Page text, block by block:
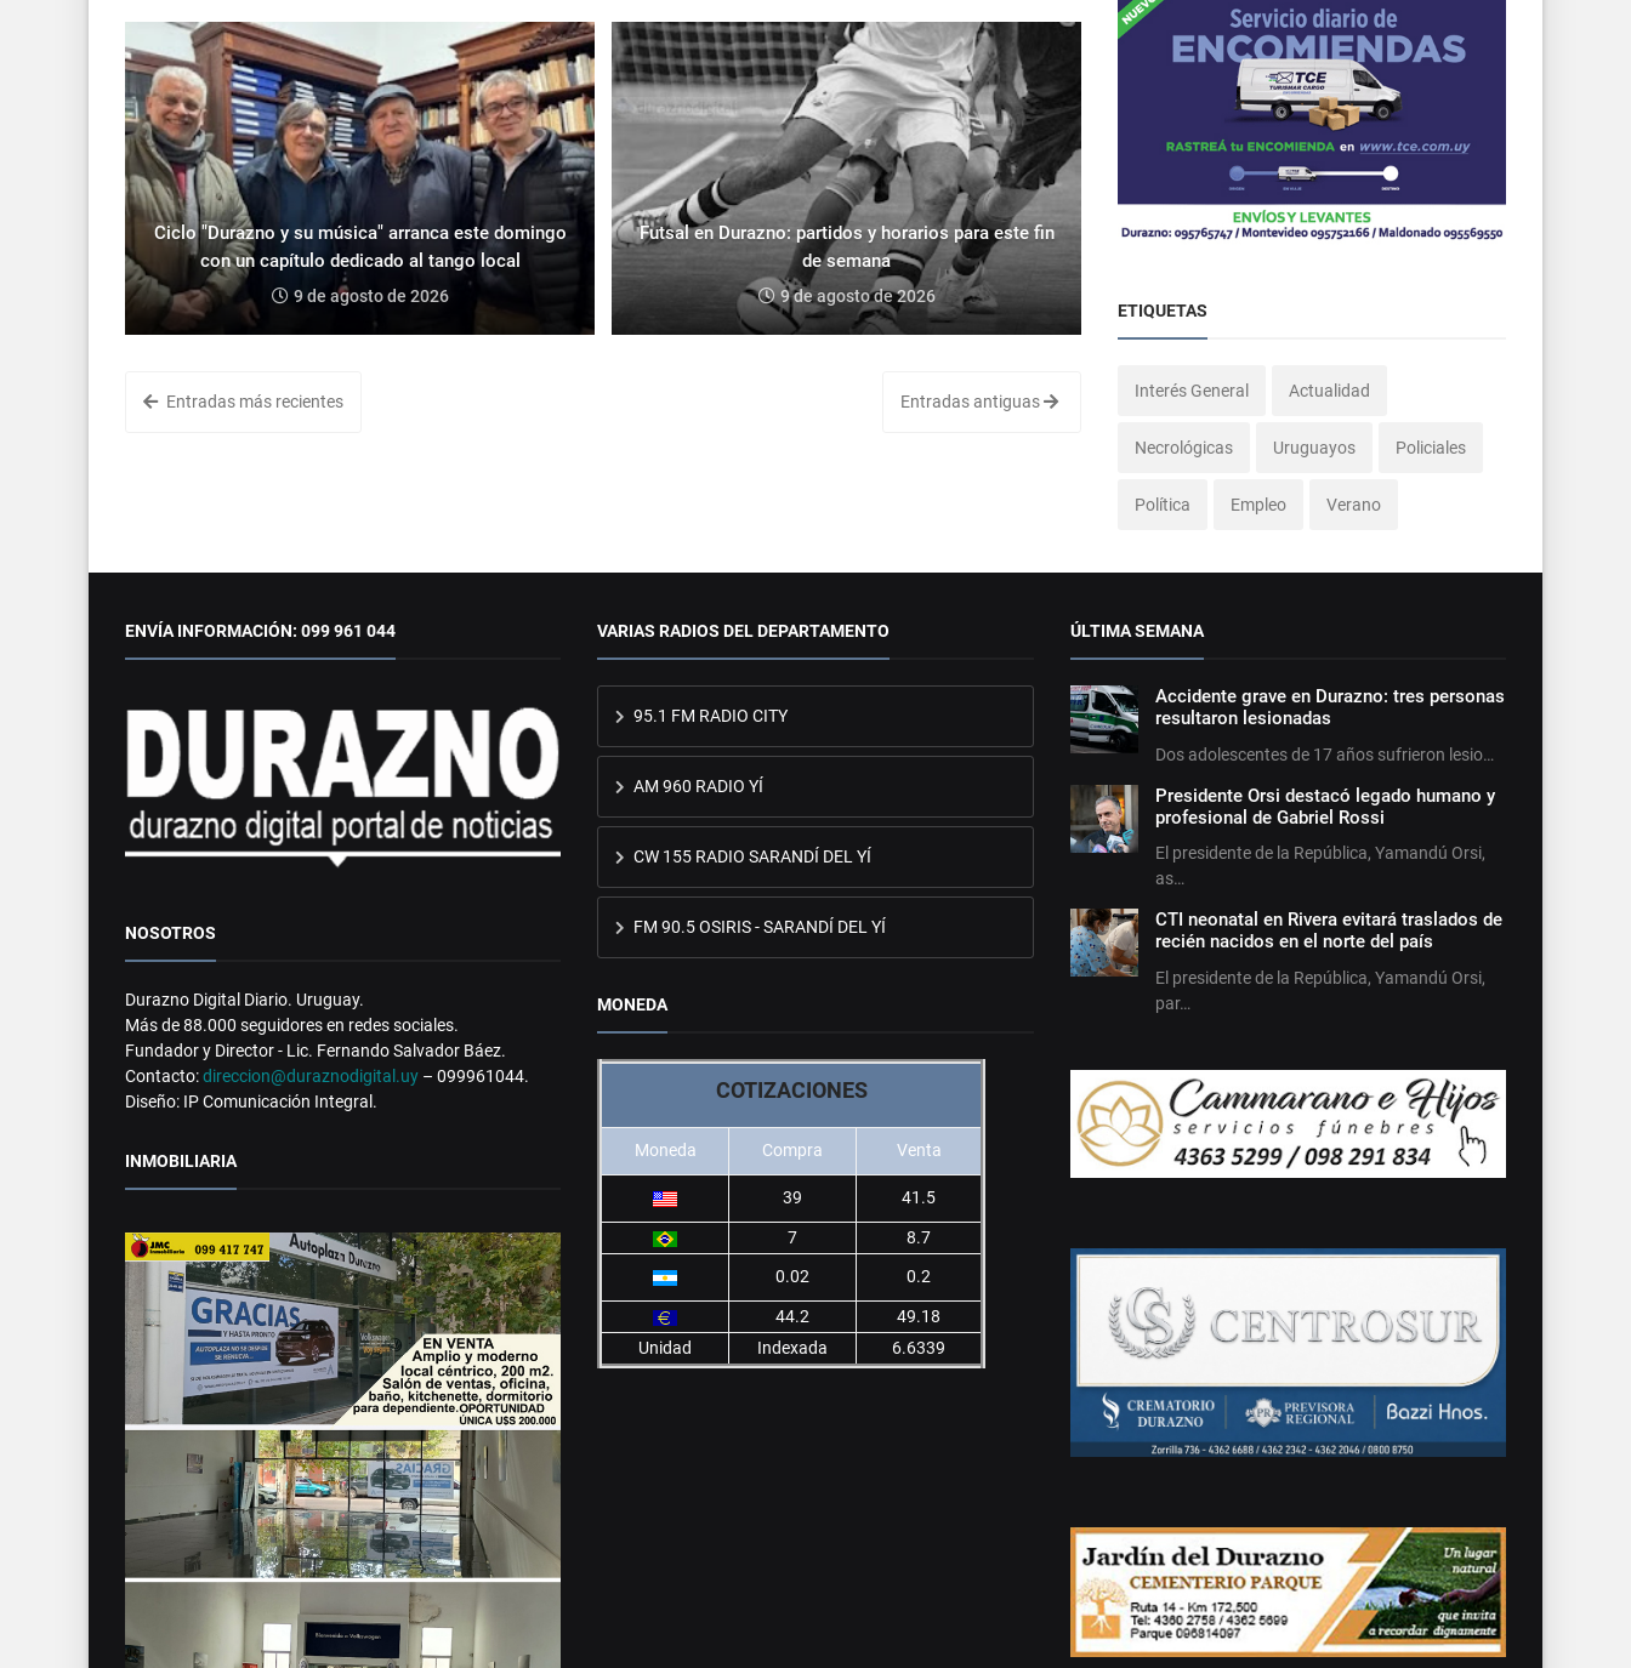
Ciclo "Durazno y su música" arranca este domingo
con un capítulo dedicado al tango local
9 de agosto de 2026
Futsal en Durazno: partidos y horarios para este fin
de semana
9 de agosto de 2026
Entradas más recientes Entradas antiguas
ETIQUETAS
Interés General Actualidad
Necrológicas Uruguayos Policiales
Política Empleo Verano
ENVÍA INFORMACIÓN: 099 961 044
NOSOTROS
Durazno Digital Diario. Uruguay.
Más de 88.000 seguidores en redes sociales.
Fundador y Director - Lic. Fernando Salvador Báez.
Contacto:direccion@duraznodigital.uy – 099961044.
Diseño: IP Comunicación Integral.
INMOBILIARIA
VARIAS RADIOS DEL DEPARTAMENTO
95.1 FM RADIO CITY
AM 960 RADIO YÍ
CW 155 RADIO SARANDÍ DEL YÍ
FM 90.5 OSIRIS - SARANDÍ DEL YÍ
MONEDA
COTIZACIONES
Moneda Compra Venta
39 41.5
7
8.7
0.02
0.2
44.2
49.18
Unidad
Indexada 6.6339
ÚLTIMA SEMANA
Accidente grave en Durazno: tres personas
resultaron lesionadas
Dos adolescentes de 17 años sufrieron lesio…
Presidente Orsi destacó legado humano y
profesional de Gabriel Rossi
El presidente de la República, Yamandú Orsi,
as…
CTI neonatal en Rivera evitará traslados de
recién nacidos en el norte del país
El presidente de la República, Yamandú Orsi,
par…